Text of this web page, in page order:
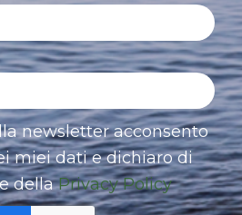
newsletter acconsento
miei dati e dichiaro di
dellaPrivacy Policy